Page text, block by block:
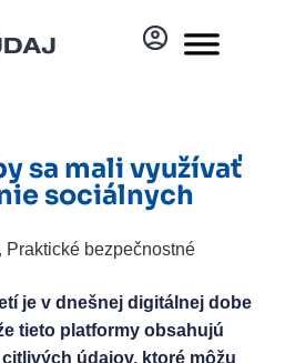
sa mali využívať
sociálnych
Praktické bezpečnostné
je v dnešnej digitálnej dobe
tieto platformy obsahujú
údajov, ktoré môžu